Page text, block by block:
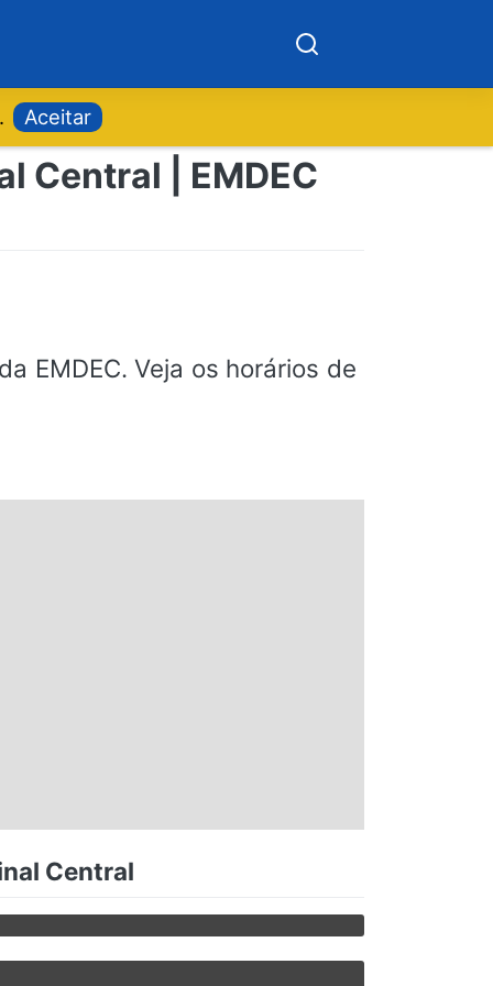
Aceitar
Central | EMDEC
EMDEC. Veja os horários de
Central